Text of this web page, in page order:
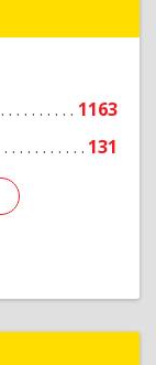
1163
131
Подробнее